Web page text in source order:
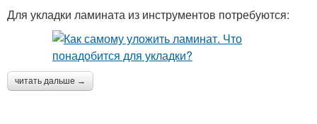
Для укладки ламината из инструментов потребуются:
читать дальше →